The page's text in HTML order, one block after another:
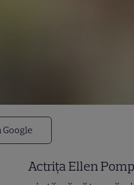
Google
Actriţa Ellen